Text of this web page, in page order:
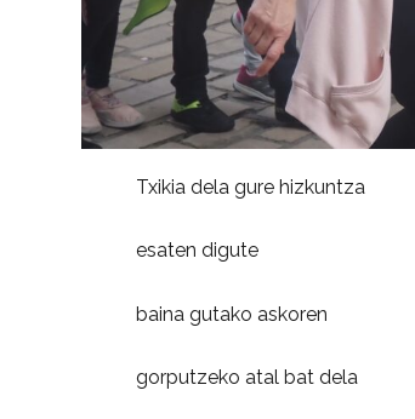
Txikia dela gure hizkuntza
esaten digute
baina gutako askoren
gorputzeko atal bat dela